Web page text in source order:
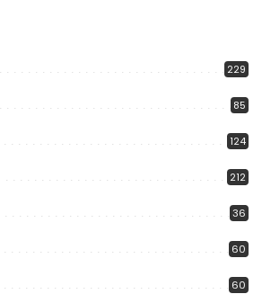
229
85
124
212
36
60
60